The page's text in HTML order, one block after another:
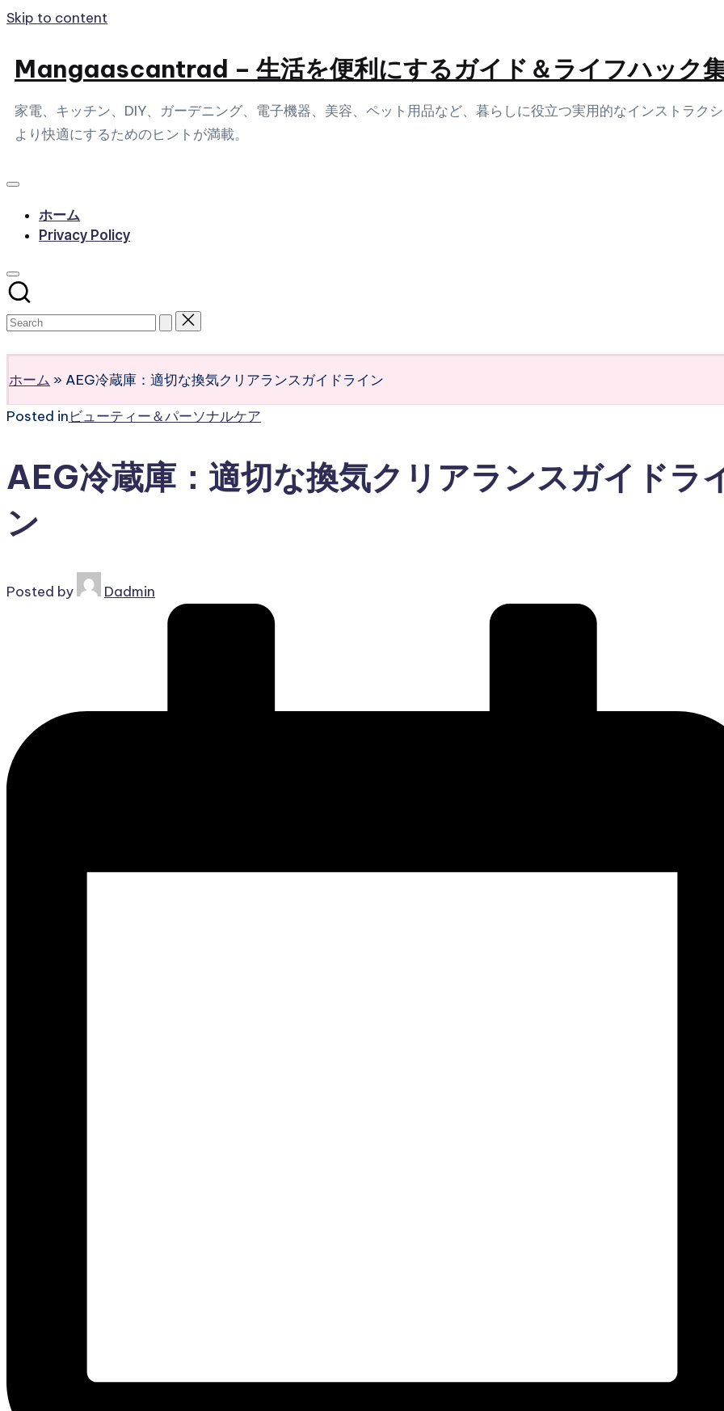
Skip to content
Mangaascantrad – 生活を便利にするガイド＆ライフハック
家電、キッチン、DIY、ガーデニング、電子機器、美容、ペット用品など、暮らしに役立つ実用的なインストラク
より快適にするためのヒントが満載。
ホーム
Privacy Policy
ホーム » AEG冷蔵庫：適切な換気クリアランスガイドライン
Posted inビューティー＆パーソナルケア
AEG冷蔵庫：適切な換気クリアランスガイドラ
ン
Posted by Dadmin